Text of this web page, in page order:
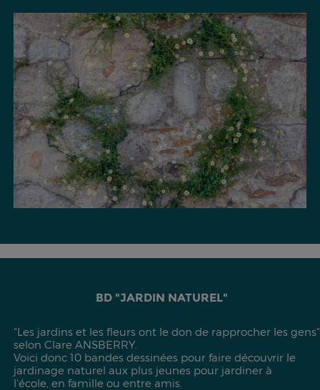
BD "JARDIN NATUREL"
"Les jardins et les fleurs ont le don de rapprocher les gens"
selon Clare ANSBERRY.
Voici donc 10 bandes dessinées pour faire découvrir le
jardinage naturel aux plus jeunes pour jardiner à
l'école, en famille ou entre amis.